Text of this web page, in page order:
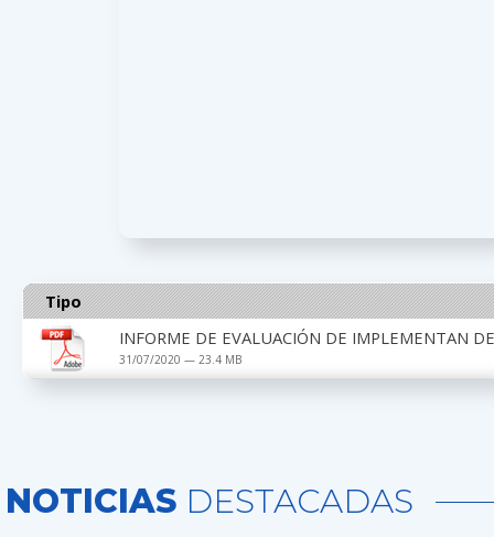
Tipo
INFORME DE EVALUACIÓN DE IMPLEMENTAN
31/07/2020 — 23.4 MB
NOTICIAS DESTACADAS